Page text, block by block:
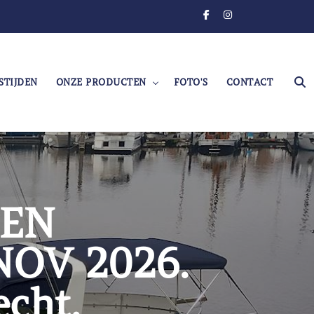
de pleziervaart.
ONZE PRODUCTEN FOTO'S CONTACT
2026.